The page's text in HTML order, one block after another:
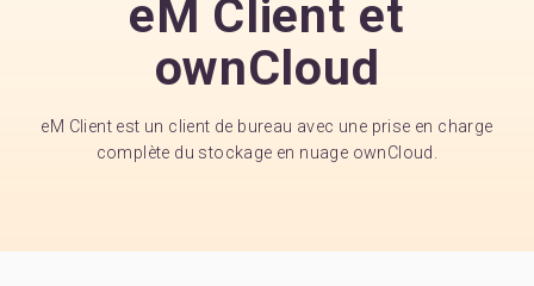
eM Client et
ownCloud
eM Client est un client de bureau avec une prise en charge
complète du stockage en nuage ownCloud.